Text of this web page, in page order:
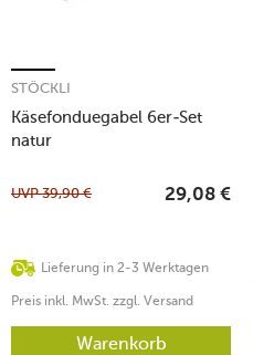
Käsefonduegabel 6er-Set
natur
STÖCKLI
Lieferung in 2-3 Werktagen
UVP39,90 € 29,08 €
Preis inkl. MwSt. zzgl. Versand
Warenkorb